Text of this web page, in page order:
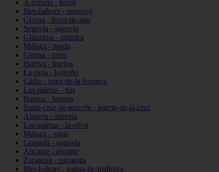
A-coruña - ferrol
Illes-balears - santanyí
Girona - lloret-de-mar
Segovia - segovia
Gipuzkoa - mutriku
Málaga - ronda
Girona - roses
Huelva - huelva
La-rioja - logroño
Cádiz - jerez-de-la-frontera
Las-palmas - tías
Burgos - burgos
Santa-cruz-de-tenerife - puerto-de-la-cruz
Almería - almería
Las-palmas - la-oliva
Málaga - mijas
Granada - granada
Alicante - alicante
Zaragoza - zaragoza
Illes-balears - palma-de-mallorca